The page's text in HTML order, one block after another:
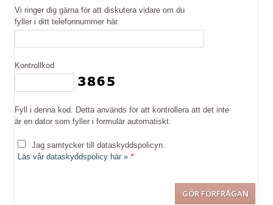
Vi ringer dig gärna för att diskutera vidare om du
fyller i ditt telefonnummer här.
Kontrollkod
Fyll i denna kod. Detta används för att kontrollera att det inte
är en dator som fyller i formulär automatiskt.
Jag samtycker till dataskyddspolicyn.
Läs vår dataskyddspolicy här » *